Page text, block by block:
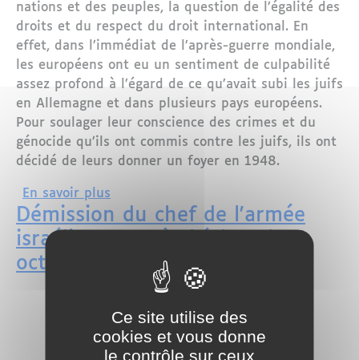
nations et des peuples, la question de l’égalité des
droits et du respect du droit international. En
effet, dans l’immédiat de l’après-guerre mondiale,
les européens ont eu un sentiment de culpabilité
assez profond à l’égard de ce qu’avait subi les juifs
en Allemagne et dans plusieurs pays européens.
Pour soulager leur conscience des crimes et du
génocide qu’ils ont commis contre les juifs, ils ont
décidé de leurs donner un foyer en 1948.
En savoir plus
Démission du chef de l'armée
israélienne après l'échec du 7
octobre
Ce site utilise des
cookies et vous donne
le contrôle sur ceux